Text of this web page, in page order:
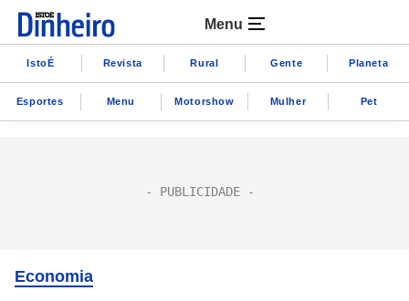
Menu
IstoÉ Revista Rural Gente Planeta
Esportes Menu Motorshow Mulher Pet
Economia